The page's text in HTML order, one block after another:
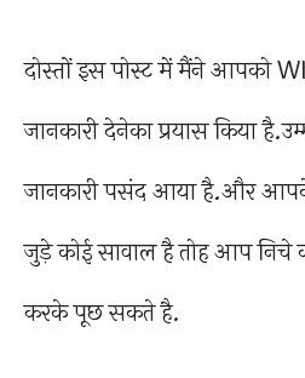
दोस्तों इस पोस्ट में मैंने आपको
जानकारी देनेका प्रयास किया
जानकारी पसंद आया है.और
जुड़े कोई सावाल है तोह आप निचे
करके पूछ सकते है.